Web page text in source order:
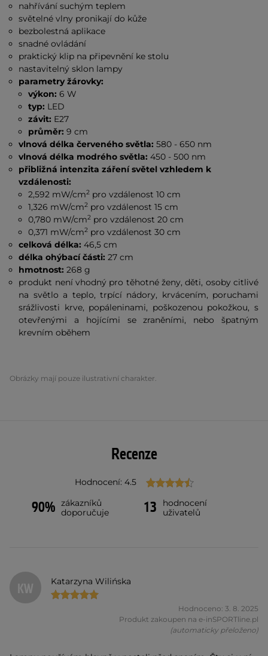
nahřívání suchým teplem
světelné vlny pronikají do kůže
bezbolestná aplikace
snadné ovládání
praktický klip na připevnění ke stolu
nastavitelný sklon lampy
parametry žárovky:
výkon: 6 W
typ: LED
závit: E27
průměr: 9 cm
vlnová délka červeného světla:580 - 650 nm
vlnová délka modrého světla:450 - 500 nm
přibližná intenzita záření světel vzhledem k
vzdálenosti:
2,592 mW/cm2pro vzdálenost 10 cm
1,326 mW/cm2pro vzdálenost 15 cm
0,780 mW/cm2pro vzdálenost 20 cm
0,371 mW/cm2pro vzdálenost 30 cm
celková délka:46,5 cm
délka ohýbací části:27 cm
hmotnost:268 g
produkt není vhodný pro těhotné ženy, děti, osoby citlivé
na světlo a teplo, trpící nádory, krvácením, poruchami
srážlivosti krve, popáleninami, poškozenou pokožkou, s
otevřenými a hojícími se zraněními, nebo špatným
krevním oběhem
Obrázky mají pouze ilustrativní charakter.
Recenze
Hodnocení: 4.5
90% zákazníků
doporučuje
13
hodnocení
uživatelů
KW Katarzyna Wilińska
Hodnoceno: 3. 8. 2025
Produkt zakoupen na e-inSPORTline.pl
(automaticky přeloženo)